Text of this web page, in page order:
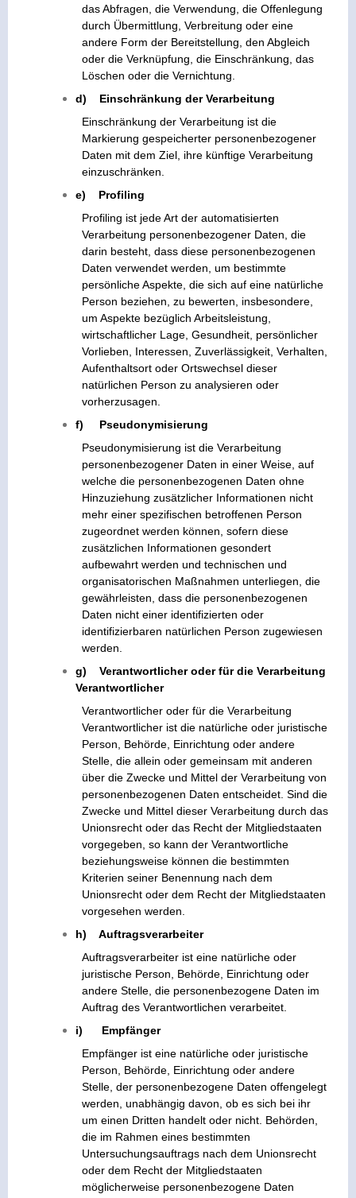
das Abfragen, die Verwendung, die Offenlegung
durch Übermittlung, Verbreitung oder eine
andere Form der Bereitstellung, den Abgleich
oder die Verknüpfung, die Einschränkung, das
Löschen oder die Vernichtung.
d) Einschränkung der Verarbeitung
Einschränkung der Verarbeitung ist die
Markierung gespeicherter personenbezogener
Daten mit dem Ziel, ihre künftige Verarbeitung
einzuschränken.
e) Profiling
Profiling ist jede Art der automatisierten
Verarbeitung personenbezogener Daten, die
darin besteht, dass diese personenbezogenen
Daten verwendet werden, um bestimmte
persönliche Aspekte, die sich auf eine natürliche
Person beziehen, zu bewerten, insbesondere,
um Aspekte bezüglich Arbeitsleistung,
wirtschaftlicher Lage, Gesundheit, persönlicher
Vorlieben, Interessen, Zuverlässigkeit, Verhalten,
Aufenthaltsort oder Ortswechsel dieser
natürlichen Person zu analysieren oder
vorherzusagen.
f) Pseudonymisierung
Pseudonymisierung ist die Verarbeitung
personenbezogener Daten in einer Weise, auf
welche die personenbezogenen Daten ohne
Hinzuziehung zusätzlicher Informationen nicht
mehr einer spezifischen betroffenen Person
zugeordnet werden können, sofern diese
zusätzlichen Informationen gesondert
aufbewahrt werden und technischen und
organisatorischen Maßnahmen unterliegen, die
gewährleisten, dass die personenbezogenen
Daten nicht einer identifizierten oder
identifizierbaren natürlichen Person zugewiesen
werden.
g) Verantwortlicher oder für die Verarbeitung
Verantwortlicher
Verantwortlicher oder für die Verarbeitung
Verantwortlicher ist die natürliche oder juristische
Person, Behörde, Einrichtung oder andere
Stelle, die allein oder gemeinsam mit anderen
über die Zwecke und Mittel der Verarbeitung von
personenbezogenen Daten entscheidet. Sind die
Zwecke und Mittel dieser Verarbeitung durch das
Unionsrecht oder das Recht der Mitgliedstaaten
vorgegeben, so kann der Verantwortliche
beziehungsweise können die bestimmten
Kriterien seiner Benennung nach dem
Unionsrecht oder dem Recht der Mitgliedstaaten
vorgesehen werden.
h) Auftragsverarbeiter
Auftragsverarbeiter ist eine natürliche oder
juristische Person, Behörde, Einrichtung oder
andere Stelle, die personenbezogene Daten im
Auftrag des Verantwortlichen verarbeitet.
i) Empfänger
Empfänger ist eine natürliche oder juristische
Person, Behörde, Einrichtung oder andere
Stelle, der personenbezogene Daten offengelegt
werden, unabhängig davon, ob es sich bei ihr
um einen Dritten handelt oder nicht. Behörden,
die im Rahmen eines bestimmten
Untersuchungsauftrags nach dem Unionsrecht
oder dem Recht der Mitgliedstaaten
möglicherweise personenbezogene Daten